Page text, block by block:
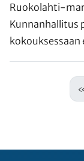
Ruokolahti-
Kunnanhallitus
kokouksessaan